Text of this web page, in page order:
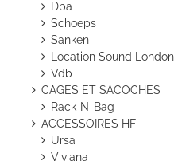
Dpa
Schoeps
Sanken
Location Sound London
Vdb
CAGES ET SACOCHES
Rack-N-Bag
ACCESSOIRES HF
Ursa
Viviana